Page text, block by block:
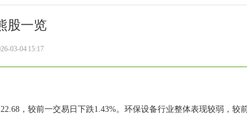
股一览
03-04 15:17
，较前一交易日下跌1.43%。环保设备行业整体表现较弱，较